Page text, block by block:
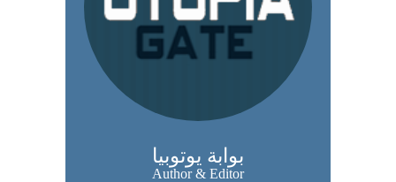
بوابة يوتوبيا
Author & Editor